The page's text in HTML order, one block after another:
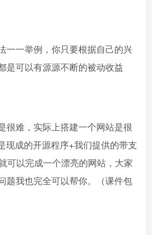
一一举例，你只要根据自己的兴
是可以有源源不断的被动收益
很难，实际上搭建一个网站是很
现成的开源程序+我们提供的带支
可以完成一个漂亮的网站，大家
题我也完全可以帮你。（课件包